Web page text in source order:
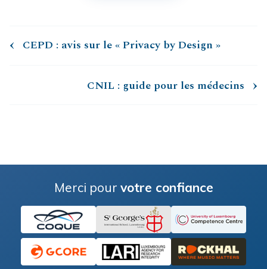
CEPD : avis sur le « Privacy by Design »
CNIL : guide pour les médecins
Merci pour votre confiance